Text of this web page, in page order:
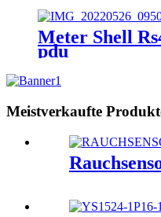
Meter Shell
pdu
Meistverkaufte